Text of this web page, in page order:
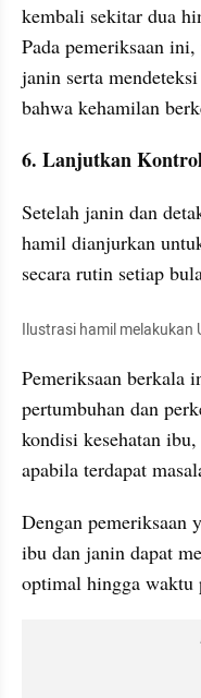
kembali sekitar dua
Pada pemeriksaan
janin serta
bahwa kehamilan
6. Lanjutkan
Setelah janin dan
hamil dianjurkan
secara rutin setiap
Ilustrasi hamil melakukan
Pemeriksaan berkala
pertumbuhan dan
kondisi kesehatan
apabila terdapat
Dengan pemeriksaan
ibu dan janin dapat
optimal hingga waktu